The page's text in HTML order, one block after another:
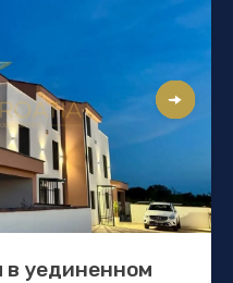
уединенном